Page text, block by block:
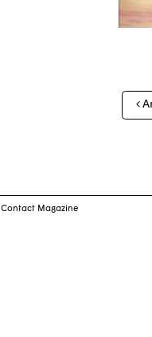
des
Contact Magazine